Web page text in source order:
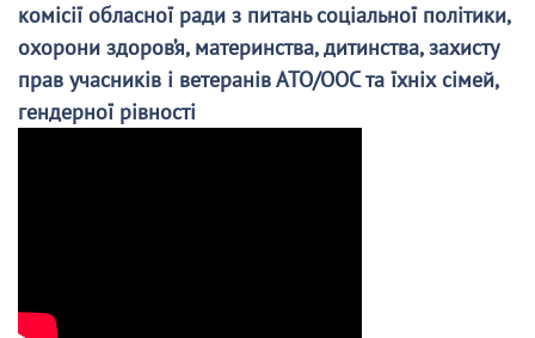
комісії обласної ради з питань соціальної політики,
охорони здоров’я, материнства, дитинства, захисту
прав учасників і ветеранів АТО/ООС та їхніх сімей,
гендерної рівності